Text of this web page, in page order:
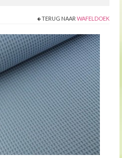
TERUG NAAR WAFELDOEK